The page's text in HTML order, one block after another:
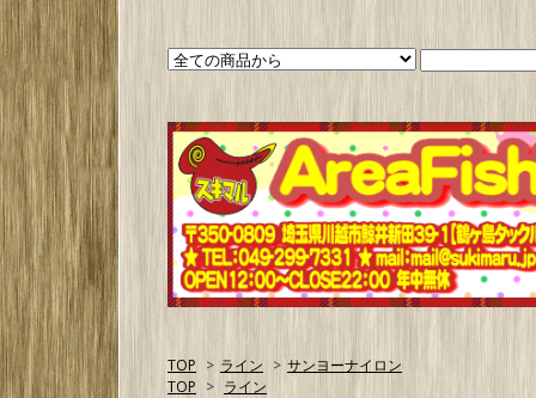
TOP > ライン > サンヨーナイロン
TOP > ライン